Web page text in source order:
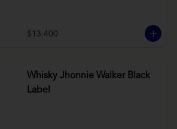
$13.400
Whisky Jhonnie Walker Black
Label